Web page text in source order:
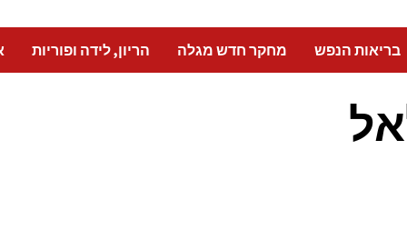
בריאות הנפש מחקר חדש מגלה הריון, לידה ופוריות